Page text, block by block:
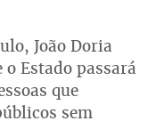
João Doria
Estado passará
que
sem